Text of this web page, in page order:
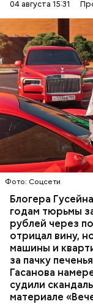
04 августа 15:31
Фото: Соцсети
Блогера
годам тюрьмы
рублей через
отрицал вину,
машины и
за пачку
Гасанова
судили
материале
В мае 2025
В его
неуплате
доходов в
мужчину заочно
Фото: База розыска
НАЛОГИ
ГАСАН
Молодого
допросе он
только отчима.
мотивом
которая в
спустя
уже травил